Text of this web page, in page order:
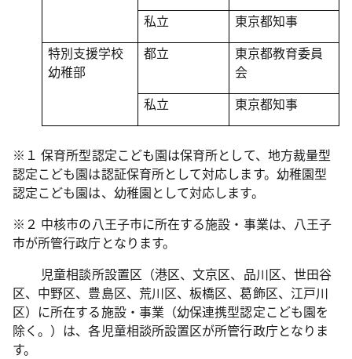
私立
東京都知事
特別支援学校
幼稚部
都立
東京都教育委員
会
私立
東京都知事
※１ 保育所型認定こども園は保育所として、地方裁量型
認定こども園は認証保育所として対応します。幼稚園型
認定こども園は、幼稚園として対応します。
※２ 中核市の八王子市に所在する施設・事業は、八王子
市が所管行政庁となります。
児童相談所設置区（港区、文京区、品川区、世田谷
区、中野区、豊島区、荒川区、板橋区、葛飾区、江戸川
区）に所在する施設・事業（幼保連携型認定こども園を
除く。）は、各児童相談所設置区が所管行政庁となりま
す。